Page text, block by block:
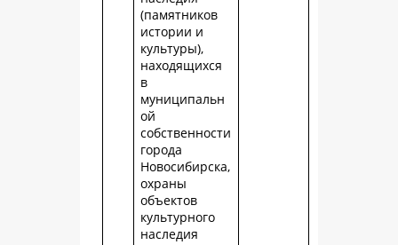
(памятников
истории и
культуры),
находящихся
в
муниципальн
ой
собственности
города
Новосибирска,
охраны
объектов
культурного
наследия